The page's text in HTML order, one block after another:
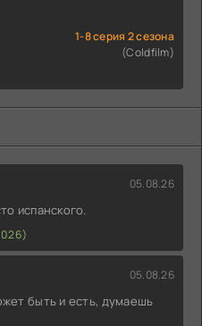
1-8 серия 2 сезона
(Coldfilm)
05.08.26
испанского.
05.08.26
быть и есть, думаешь